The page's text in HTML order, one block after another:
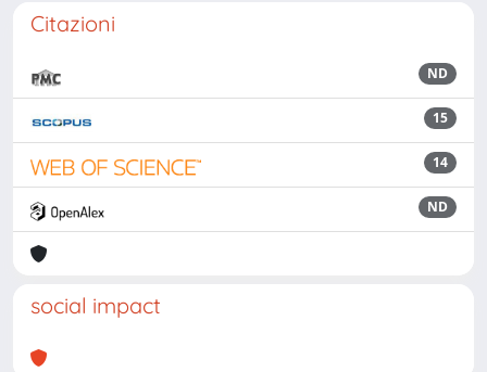
Citazioni
ND
15
14
ND
social impact